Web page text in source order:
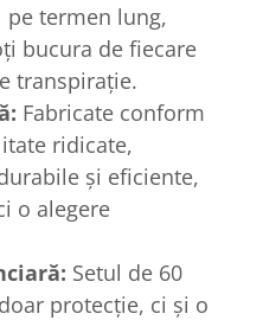
termen lung,
bucura de fiecare
transpirație.
Fabricate conform
ridicate,
și eficiente,
o alegere
Setul de 60
protecție, ci și o